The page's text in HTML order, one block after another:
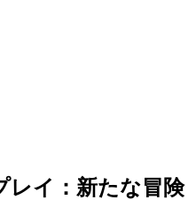
レイ：新たな冒険